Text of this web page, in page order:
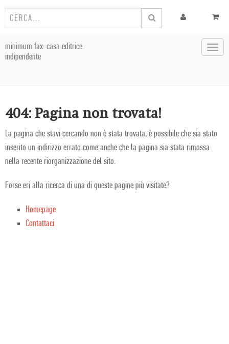
minimum fax: casa editrice
indipendente
404: Pagina non trovata!
La pagina che stavi cercando non è stata trovata; è possibile che sia stato
inserito un indirizzo errato come anche che la pagina sia stata rimossa
nella recente riorganizzazione del sito.
Forse eri alla ricerca di una di queste pagine più visitate?
Homepage
Contattaci